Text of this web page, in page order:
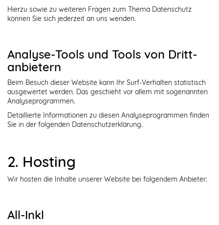
Hierzu sowie zu weiteren Fragen zum Thema Datenschutz
können Sie sich jederzeit an uns wenden.
Analyse-Tools und Tools von Dritt­
anbietern
Beim Besuch dieser Website kann Ihr Surf-Verhalten statistisch
ausgewertet werden. Das geschieht vor allem mit sogenannten
Analyseprogrammen.
Detaillierte Informationen zu diesen Analyseprogrammen finden
Sie in der folgenden Datenschutzerklärung.
2. Hosting
Wir hosten die Inhalte unserer Website bei folgendem Anbieter:
All-Inkl